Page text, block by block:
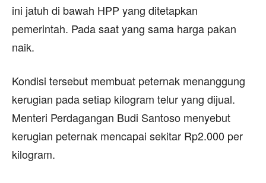
ini jatuh di bawah HPP yang ditetapkan
pemerintah. Pada saat yang sama harga pakan
naik.
Kondisi tersebut membuat peternak menanggung
kerugian pada setiap kilogram telur yang dijual.
Menteri Perdagangan Budi Santoso menyebut
kerugian peternak mencapai sekitar Rp2.000 per
kilogram.